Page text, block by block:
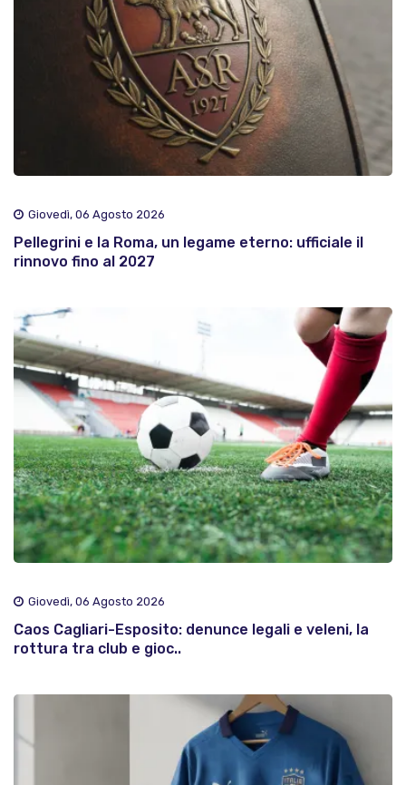
Giovedì, 06 Agosto 2026
Pellegrini e la Roma, un legame eterno: ufficiale il
rinnovo fino al 2027
Giovedì, 06 Agosto 2026
Caos Cagliari-Esposito: denunce legali e veleni, la
rottura tra club e gioc..